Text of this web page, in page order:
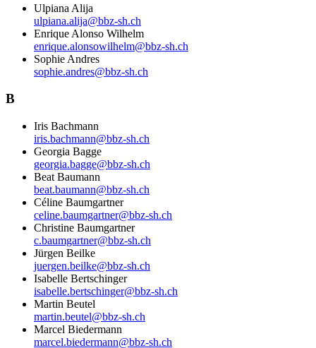
Ulpiana Alija
ulpiana.alija@bbz-sh.ch
Enrique Alonso Wilhelm
enrique.alonsowilhelm@bbz-sh.ch
Sophie Andres
sophie.andres@bbz-sh.ch
B
Iris Bachmann
iris.bachmann@bbz-sh.ch
Georgia Bagge
georgia.bagge@bbz-sh.ch
Beat Baumann
beat.baumann@bbz-sh.ch
Céline Baumgartner
celine.baumgartner@bbz-sh.ch
Christine Baumgartner
c.baumgartner@bbz-sh.ch
Jürgen Beilke
juergen.beilke@bbz-sh.ch
Isabelle Bertschinger
isabelle.bertschinger@bbz-sh.ch
Martin Beutel
martin.beutel@bbz-sh.ch
Marcel Biedermann
marcel.biedermann@bbz-sh.ch